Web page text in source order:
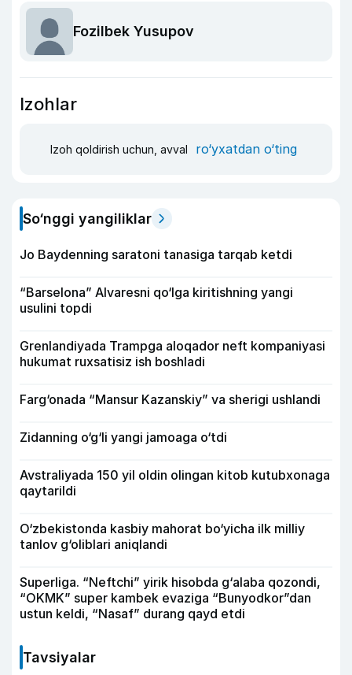
Fozilbek Yusupov
Izohlar
Izoh qoldirish uchun, avval ro‘yxatdan o‘ting
So‘nggi yangiliklar
Jo Baydenning saratoni tanasiga tarqab ketdi
“Barselona” Alvaresni qo‘lga kiritishning yangi
usulini topdi
Grenlandiyada Trampga aloqador neft kompaniyasi
hukumat ruxsatisiz ish boshladi
Farg‘onada “Mansur Kazanskiy” va sherigi ushlandi
Zidanning o‘g‘li yangi jamoaga o‘tdi
Avstraliyada 150 yil oldin olingan kitob kutubxonaga
qaytarildi
O‘zbekistonda kasbiy mahorat bo‘yicha ilk milliy
tanlov g‘oliblari aniqlandi
Superliga. “Neftchi” yirik hisobda g‘alaba qozondi,
“OKMK” super kambek evaziga “Bunyodkor”dan
ustun keldi, “Nasaf” durang qayd etdi
Tavsiyalar